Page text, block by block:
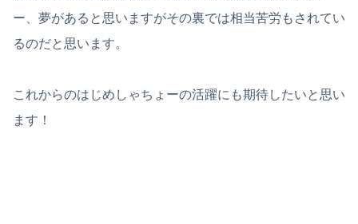
ー、夢があると思いますがその裏では相当苦労もされてい
るのだと思います。
これからのはじめしゃちょーの活躍にも期待したいと思い
ます！